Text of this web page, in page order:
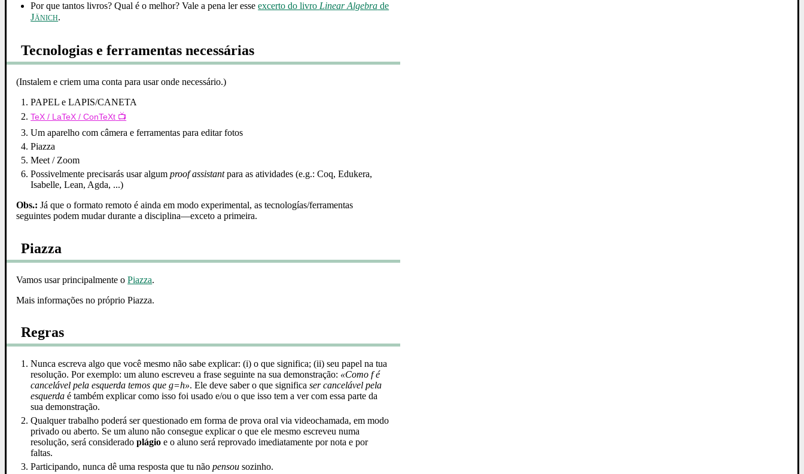
Por que tantos livros? Qual é o melhor? Vale a pena ler esseexcerto do livro Linear Algebra de
Jänich.
Tecnologias e ferramentas necessárias
(Instalem e criem uma conta para usar onde necessário.)
PAPEL e LAPIS/CANETA
TeX / LaTeX / ConTeXt
Um aparelho com câmera e ferramentas para editar fotos
Piazza
Meet / Zoom
Possivelmente precisarás usar algumproof assistantpara as atividades (e.g.: Coq, Edukera,
Isabelle, Lean, Agda, ...)
Obs.: Já que o formato remoto é ainda em modo experimental, as tecnologías/ferramentas
seguintes podem mudar durante a disciplina—exceto a primeira.
Piazza
Vamos usar principalmente oPiazza.
Mais informações no próprio Piazza.
Regras
Nunca escreva algo que você mesmo não sabe explicar: (i) o que significa; (ii) seu papel na tua
resolução. Por exemplo: um aluno escreveu a frase seguinte na sua demonstração: «Como f é
cancelável pela esquerda temos que g=h». Ele deve saber o que significaser cancelável pela
esquerda é também explicar como isso foi usado e/ou o que isso tem a ver com essa parte da
sua demonstração.
Qualquer trabalho poderá ser questionado em forma de prova oral via videochamada, em modo
privado ou aberto. Se um aluno não consegue explicar o que ele mesmo escreveu numa
resolução, será consideradoplágio e o aluno será reprovado imediatamente por nota e por
faltas.
Participando, nunca dê uma resposta que tu nãopensou sozinho.